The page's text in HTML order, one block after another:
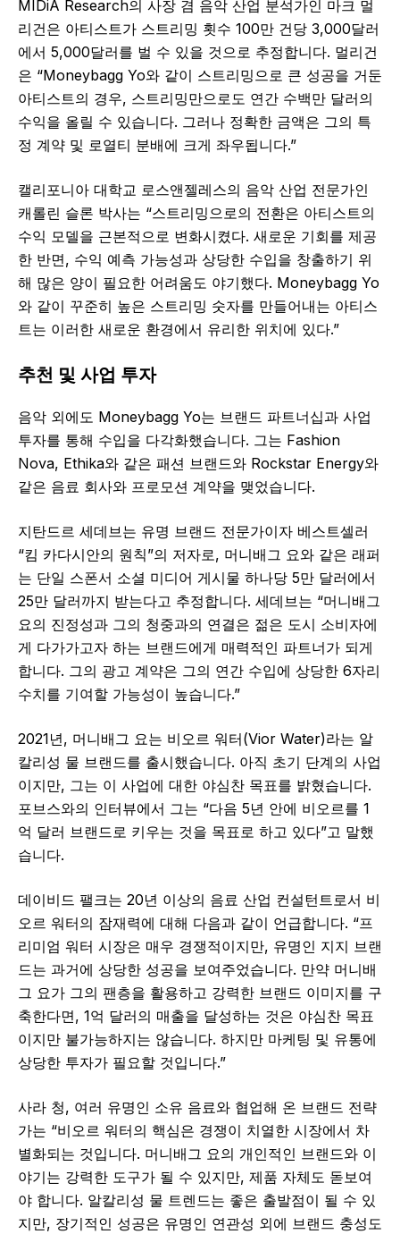
MIDiA Research의 사장 겸 음악 산업 분석가인 마크 멀
리건은 아티스트가 스트리밍 횟수 100만 건당 3,000달러
에서 5,000달러를 벌 수 있을 것으로 추정합니다. 멀리건
은 “Moneybagg Yo와 같이 스트리밍으로 큰 성공을 거둔
아티스트의 경우, 스트리밍만으로도 연간 수백만 달러의
수익을 올릴 수 있습니다. 그러나 정확한 금액은 그의 특
정 계약 및 로열티 분배에 크게 좌우됩니다.”
캘리포니아 대학교 로스앤젤레스의 음악 산업 전문가인
캐롤린 슬론 박사는 “스트리밍으로의 전환은 아티스트의
수익 모델을 근본적으로 변화시켰다. 새로운 기회를 제공
한 반면, 수익 예측 가능성과 상당한 수입을 창출하기 위
해 많은 양이 필요한 어려움도 야기했다. Moneybagg Yo
와 같이 꾸준히 높은 스트리밍 숫자를 만들어내는 아티스
트는 이러한 새로운 환경에서 유리한 위치에 있다.”
추천 및 사업 투자
음악 외에도 Moneybagg Yo는 브랜드 파트너십과 사업
투자를 통해 수입을 다각화했습니다. 그는 Fashion
Nova, Ethika와 같은 패션 브랜드와 Rockstar Energy와
같은 음료 회사와 프로모션 계약을 맺었습니다.
지탄드르 세데브는 유명 브랜드 전문가이자 베스트셀러
“킴 카다시안의 원칙”의 저자로, 머니배그 요와 같은 래퍼
는 단일 스폰서 소셜 미디어 게시물 하나당 5만 달러에서
25만 달러까지 받는다고 추정합니다. 세데브는 “머니배그
요의 진정성과 그의 청중과의 연결은 젊은 도시 소비자에
게 다가가고자 하는 브랜드에게 매력적인 파트너가 되게
합니다. 그의 광고 계약은 그의 연간 수입에 상당한 6자리
수치를 기여할 가능성이 높습니다.”
2021년, 머니배그 요는 비오르 워터(Vior Water)라는 알
칼리성 물 브랜드를 출시했습니다. 아직 초기 단계의 사업
이지만, 그는 이 사업에 대한 야심찬 목표를 밝혔습니다.
포브스와의 인터뷰에서 그는 “다음 5년 안에 비오르를 1
억 달러 브랜드로 키우는 것을 목표로 하고 있다”고 말했
습니다.
데이비드 팰크는 20년 이상의 음료 산업 컨설턴트로서 비
오르 워터의 잠재력에 대해 다음과 같이 언급합니다. “프
리미엄 워터 시장은 매우 경쟁적이지만, 유명인 지지 브랜
드는 과거에 상당한 성공을 보여주었습니다. 만약 머니배
그 요가 그의 팬층을 활용하고 강력한 브랜드 이미지를 구
축한다면, 1억 달러의 매출을 달성하는 것은 야심찬 목표
이지만 불가능하지는 않습니다. 하지만 마케팅 및 유통에
상당한 투자가 필요할 것입니다.”
사라 청, 여러 유명인 소유 음료와 협업해 온 브랜드 전략
가는 “비오르 워터의 핵심은 경쟁이 치열한 시장에서 차
별화되는 것입니다. 머니배그 요의 개인적인 브랜드와 이
야기는 강력한 도구가 될 수 있지만, 제품 자체도 돋보여
야 합니다. 알칼리성 물 트렌드는 좋은 출발점이 될 수 있
지만, 장기적인 성공은 유명인 연관성 외에 브랜드 충성도